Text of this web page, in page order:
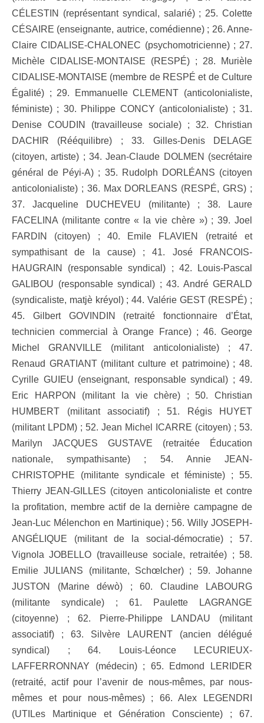
CÉLESTIN (représentant syndical, salarié) ; 25. Colette
CÉSAIRE (enseignante, autrice, comédienne) ; 26. Anne-
Claire CIDALISE-CHALONEC (psychomotricienne) ; 27.
Michèle CIDALISE-MONTAISE (RESPÉ) ; 28. Murièle
CIDALISE-MONTAISE (membre de RESPÉ et de Culture
Égalité) ; 29. Emmanuelle CLEMENT (anticolonialiste,
féministe) ; 30. Philippe CONCY (anticolonialiste) ; 31.
Denise COUDIN (travailleuse sociale) ; 32. Christian
DACHIR (Rééquilibre) ; 33. Gilles-Denis DELAGE
(citoyen, artiste) ; 34. Jean-Claude DOLMEN (secrétaire
général de Péyi-A) ; 35. Rudolph DORLÉANS (citoyen
anticolonialiste) ; 36. Max DORLEANS (RESPÉ, GRS) ;
37. Jacqueline DUCHEVEU (militante) ; 38. Laure
FACELINA (militante contre « la vie chère ») ; 39. Joel
FARDIN (citoyen) ; 40. Emile FLAVIEN (retraité et
sympathisant de la cause) ; 41. José FRANCOIS-
HAUGRAIN (responsable syndical) ; 42. Louis-Pascal
GALIBOU (responsable syndical) ; 43. André GERALD
(syndicaliste, matjè kréyol) ; 44. Valérie GEST (RESPÉ) ;
45. Gilbert GOVINDIN (retraité fonctionnaire d’État,
technicien commercial à Orange France) ; 46. George
Michel GRANVILLE (militant anticolonialiste) ; 47.
Renaud GRATIANT (militant culture et patrimoine) ; 48.
Cyrille GUIEU (enseignant, responsable syndical) ; 49.
Eric HARPON (militant la vie chère) ; 50. Christian
HUMBERT (militant associatif) ; 51. Régis HUYET
(militant LPDM) ; 52. Jean Michel ICARRE (citoyen) ; 53.
Marilyn JACQUES GUSTAVE (retraitée Éducation
nationale, sympathisante) ; 54. Annie JEAN-
CHRISTOPHE (militante syndicale et féministe) ; 55.
Thierry JEAN-GILLES (citoyen anticolonialiste et contre
la profitation, membre actif de la dernière campagne de
Jean-Luc Mélenchon en Martinique) ; 56. Willy JOSEPH-
ANGÉLIQUE (militant de la social-démocratie) ; 57.
Vignola JOBELLO (travailleuse sociale, retraitée) ; 58.
Emilie JULIANS (militante, Schœlcher) ; 59. Johanne
JUSTON (Marine déwò) ; 60. Claudine LABOURG
(militante syndicale) ; 61. Paulette LAGRANGE
(citoyenne) ; 62. Pierre-Philippe LANDAU (militant
associatif) ; 63. Silvère LAURENT (ancien délégué
syndical) ; 64. Louis-Léonce LECURIEUX-
LAFFERRONNAY (médecin) ; 65. Edmond LERIDER
(retraité, actif pour l’avenir de nous-mêmes, par nous-
mêmes et pour nous-mêmes) ; 66. Alex LEGENDRI
(UTILes Martinique et Génération Consciente) ; 67.